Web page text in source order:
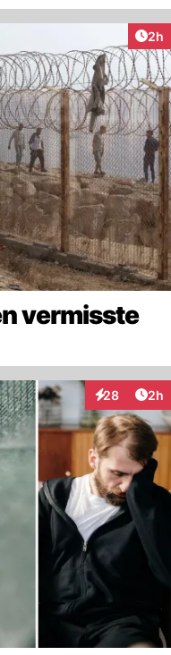
2h
vermisste
28
Interaktionen
2h